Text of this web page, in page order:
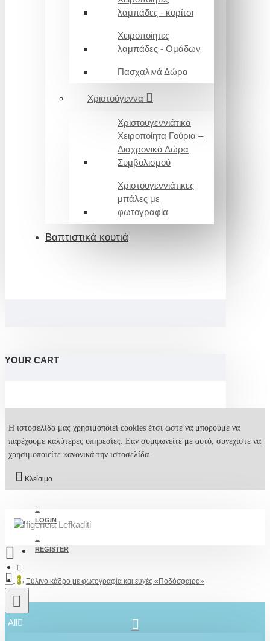
λαμπάδες - κορίτσι
Χειροποίητες
λαμπάδες - Ομάδων
Πασχαλινά Δώρα
Χριστούγεννα
Χριστουγεννιάτικα
Χειροποίητα Γούρια –
Διαχρονικά Δώρα
Συμβολισμού
Χριστουγεννιάτικες
μπάλες με
φωτογραφία
Βαπτιστικά κουτιά
YOUR CART
Η ιστοσελίδα μας χρησιμοποιεί cookies έτσι ώστε να μπορούμε να
παρέχουμε καλύτερες υπηρεσίες. Εάν συμφωνείτε με αυτό, συνεχίστε να
χρησιμοποιείτε κανονικά την ιστοσελίδα.
Κλείσιμο
LOGIN
REGISTER
0
All
Ξύλινο κάδρο με φωτογραφία και ευχές «Ποδόσφαιρο»